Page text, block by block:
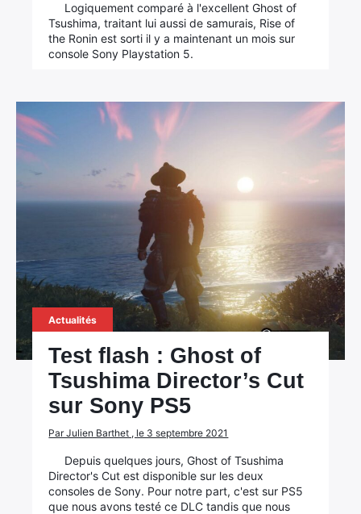
Logiquement comparé à l'excellent Ghost of
Tsushima, traitant lui aussi de samurais, Rise of
the Ronin est sorti il y a maintenant un mois sur
console Sony Playstation 5.
Actualités
Test flash : Ghost of
Tsushima Director’s Cut
sur Sony PS5
Par Julien Barthet , le 3 septembre 2021
Depuis quelques jours, Ghost of Tsushima
Director's Cut est disponible sur les deux
consoles de Sony. Pour notre part, c'est sur PS5
que nous avons testé ce DLC tandis que nous